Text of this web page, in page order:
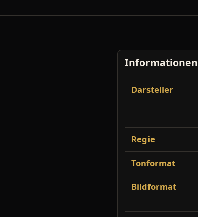
Informationen
Darsteller
Regie
Tonformat
Bildformat